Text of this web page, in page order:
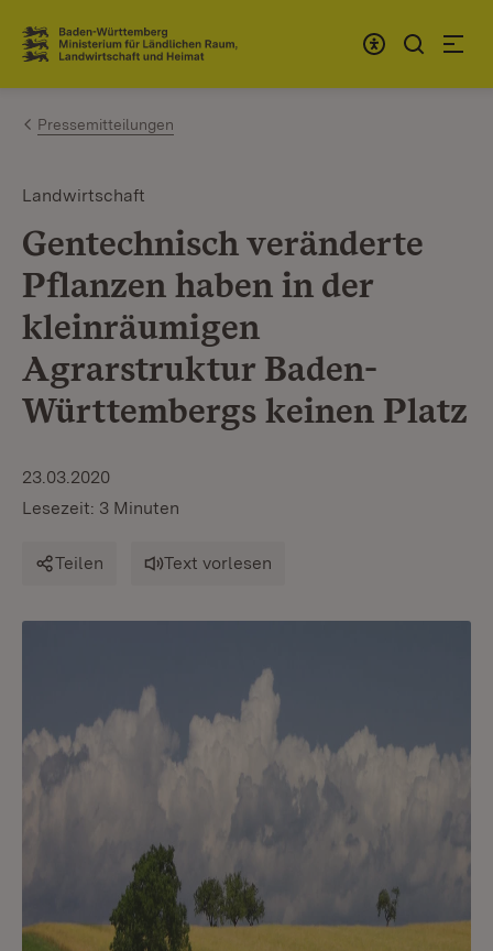
Zum Inhalt springen
Link zur Startseite
Pressemitteilungen
Landwirtschaft
Gentechnisch veränderte
Pflanzen haben in der
kleinräumigen
Agrarstruktur Baden-
Württembergs keinen Platz
23.03.2020
Lesezeit: 3 Minuten
Teilen Text vorlesen